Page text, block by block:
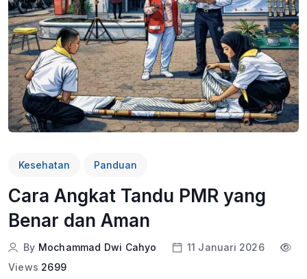
Kesehatan Panduan
Cara Angkat Tandu PMR yang
Benar dan Aman
By Mochammad Dwi Cahyo
11 Januari 2026
Views 2699